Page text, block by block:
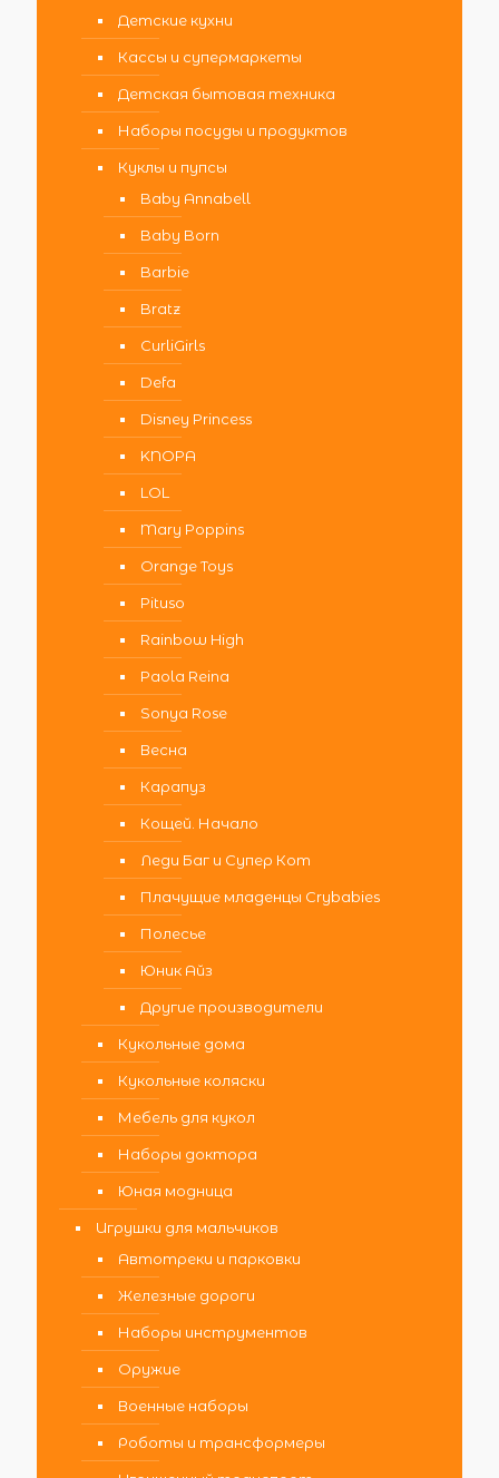
Детские кухни
Кассы и супермаркеты
Детская бытовая техника
Наборы посуды и продуктов
Куклы и пупсы
Baby Annabell
Baby Born
Barbie
Bratz
CurliGirls
Defa
Disney Princess
KNOPA
LOL
Mary Poppins
Orange Toys
Pituso
Rainbow High
Paola Reina
Sonya Rose
Весна
Карапуз
Кощей. Начало
Леди Баг и Супер Кот
Плачущие младенцы Crybabies
Полесье
Юник Айз
Другие производители
Кукольные дома
Кукольные коляски
Мебель для кукол
Наборы доктора
Юная модница
Игрушки для мальчиков
Автотреки и парковки
Железные дороги
Наборы инструментов
Оружие
Военные наборы
Роботы и трансформеры